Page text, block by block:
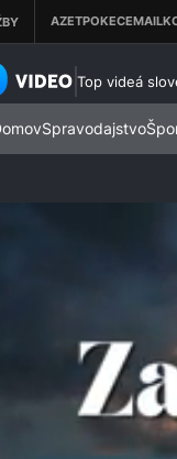
Top videá
Spravodajstvo